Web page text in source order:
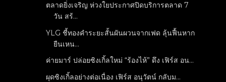
ตลาดยิ่งเจริญ ห่วงใยประกาศปิดบริการตลาด 7
วัน สร้...
YLG ชี้ทองคำระยะสั้นผันผวนจากเฟด ลุ้นฟื้นหาก
ยืนเหน...
ค่ายมาร์ ปล่อยซิงเกิ้ลใหม่ “ร้องไห้” ดึง เฟิร์ส อน...
ผุดซิงเกิ้ลอย่างต่อเนื่อง เฟิร์ส อนุวัตน์ กลับม...